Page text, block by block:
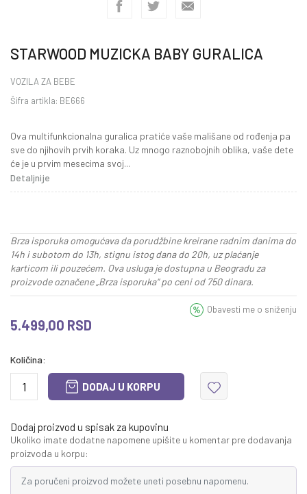
STARWOOD MUZICKA BABY GURALICA
VOZILA ZA BEBE
Šifra artikla: BE666
Ova multifunkcionalna guralica pratiće vaše mališane od rođenja pa
sve do njihovih prvih koraka. Uz mnogo raznobojnih oblika, vaše dete
će je u prvim mesecima svoj...
Detaljnije
Brza isporuka omogućava da porudžbine kreirane radnim danima do
14h i subotom do 13h, stignu istog dana do 20h, uz plaćanje
karticom ili pouzećem. Ova usluga je dostupna u Beogradu za
proizvode označene „Brza isporuka“ po ceni od 750 dinara.
5.499,00 RSD
Obavesti me o sniženju
Količina:
DODAJ U KORPU
Dodaj proizvod u spisak za kupovinu
Ukoliko imate dodatne napomene upišite u komentar pre dodavanja
proizvoda u korpu: